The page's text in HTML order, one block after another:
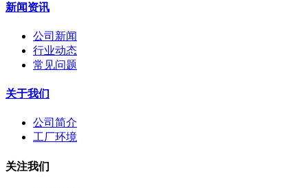
新闻资讯
公司新闻
行业动态
常见问题
关于我们
公司简介
工厂环境
关注我们